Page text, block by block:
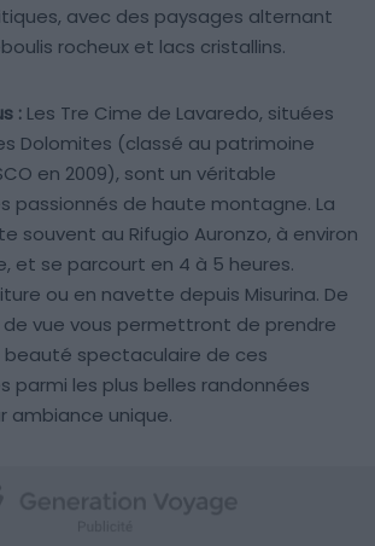
avec des paysages alternant
rocheux et lacs cristallins.
: Les Tre Cime de Lavaredo, situées
Dolomites (classé au patrimoine
en 2009), sont un véritable
passionnés de haute montagne. La
souvent au Rifugio Auronzo, à environ
et se parcourt en 4 à 5 heures.
ou en navette depuis Misurina. De
vue vous permettront de prendre
beauté spectaculaire de ces
parmi les plus belles randonnées
ambiance unique.